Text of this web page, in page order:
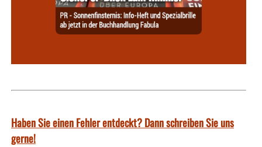
Haben Sie einen Fehler entdeckt? Dann schreiben Sie uns
gerne!